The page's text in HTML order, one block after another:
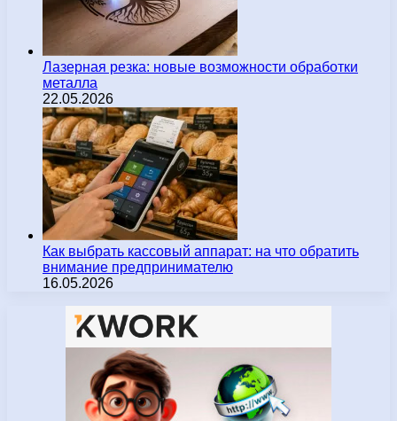
Лазерная резка: новые возможности обработки
металла
22.05.2026
Как выбрать кассовый аппарат: на что обратить
внимание предпринимателю
16.05.2026